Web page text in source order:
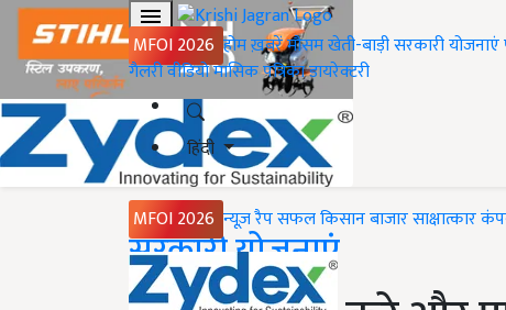
MFOI 2026 होमख़बरेंमौसमखेती-बाड़ीसरकारी योजनाएं
गैलरीवीडियोमासिक पत्रिकाडायरेक्टरी
हिंदी
MFOI 2026 न्यूज़ रैपसफल किसानबाजारसाक्षात्कार
Home
सरकारी योजनाएं